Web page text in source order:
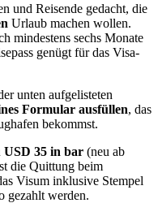
und Reisende gedacht, die
Urlaub machen wollen.
mindestens sechs Monate
genügt für das Visa-
unten aufgelisteten
Formular ausfüllen, das
bekommst.
USD 35 in bar (neu ab
die Quittung beim
Visum inklusive Stempel
gezahlt werden.